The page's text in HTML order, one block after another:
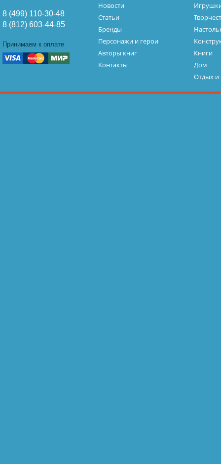
8 (499) 110-30-48
8 (812) 603-44-85
Принимаем к оплате
Новости
Статьи
Бренды
Персонажи и герои
Авторы книг
Контакты
Книги
Дом
Отдых и